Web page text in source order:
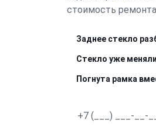
стоимость ремонта
Заднее стекло
Стекло уже
Погнута рамка